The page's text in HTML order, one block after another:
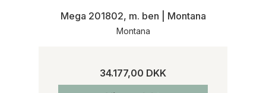
Mega 201802, m. ben | Montana
Montana
34.177,00 DKK